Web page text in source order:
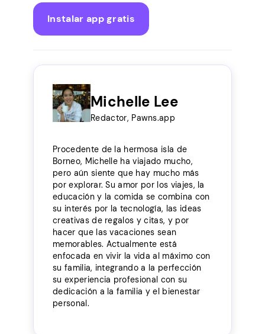
Instalar app gratis
Michelle Lee
Redactor, Pawns.app
Procedente de la hermosa isla de
Borneo, Michelle ha viajado mucho,
pero aún siente que hay mucho más
por explorar. Su amor por los viajes, la
educación y la comida se combina con
su interés por la tecnología, las ideas
creativas de regalos y citas, y por
hacer que las vacaciones sean
memorables. Actualmente está
enfocada en vivir la vida al máximo con
su familia, integrando a la perfección
su experiencia profesional con su
dedicación a la familia y el bienestar
personal.